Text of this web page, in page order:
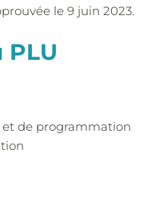
le 9 juin 2023.
de programmation